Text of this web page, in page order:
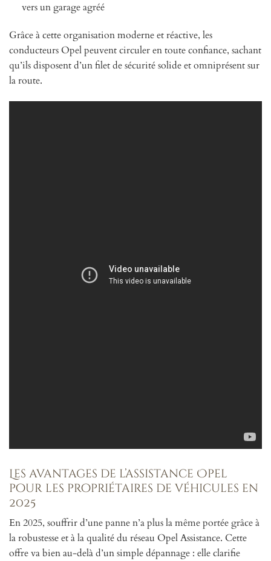
vers un garage agréé
Grâce à cette organisation moderne et réactive, les
conducteurs Opel peuvent circuler en toute confiance, sachant
qu’ils disposent d’un filet de sécurité solide et omniprésent sur
la route.
Les avantages de l’assistance Opel
pour les propriétaires de véhicules en
2025
En 2025, souffrir d’une panne n’a plus la même portée grâce à
la robustesse et à la qualité du réseau Opel Assistance. Cette
offre va bien au-delà d’un simple dépannage : elle clarifie